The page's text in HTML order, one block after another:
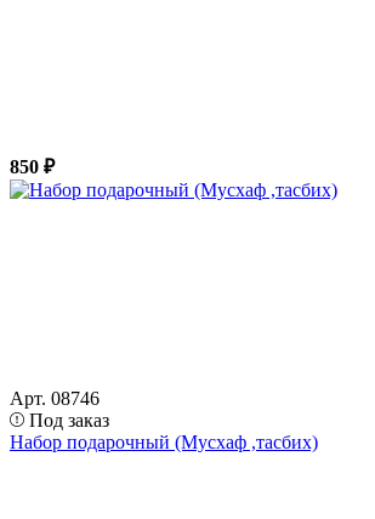
850 ₽
Арт. 08746
Под заказ
Набор подарочный (Мусхаф ,тасбих)